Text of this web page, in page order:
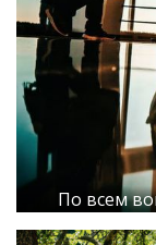
По всем